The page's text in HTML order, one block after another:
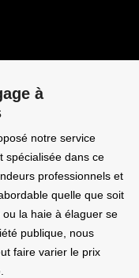
à
notre service
spécialisée dans ce
professionnels et
quelle que soit
ou la haie à élaguer se
publique, nous
faire varier le prix